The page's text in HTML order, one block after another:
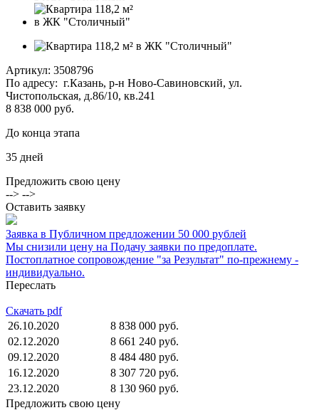
Артикул: 3508796
По адресу: г.Казань, р-н Ново-Савиновский, ул.
Чистопольская, д.86/10, кв.241
8 838 000 руб.
До конца этапа
35 дней
Предложить свою цену
--> -->
Оставить заявку
Заявка в Публичном предложении 50 000 рублей
Мы снизили цену на Подачу заявки по предоплате.
Постоплатное сопровождение "за Результат" по-прежнему -
индивидуально.
Переслать
Скачать pdf
26.10.2020
8 838 000 руб.
02.12.2020
8 661 240 руб.
09.12.2020
8 484 480 руб.
16.12.2020
8 307 720 руб.
23.12.2020
8 130 960 руб.
Предложить свою цену